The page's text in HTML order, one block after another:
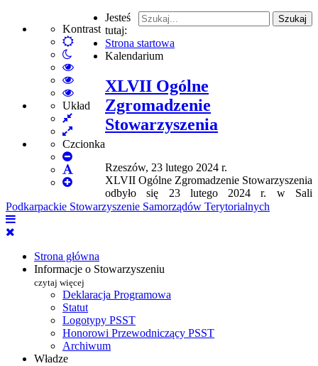
Kontrast
Default
mode
Włącz
tryb
nocny
High
Contrast
Black
White
High
Contrast
Black
High
Contrast
mode
Układ
Fixed
layout
Wide
layout
Czcionka
Set
Smaller
FontDefault
Set
Font
Szukaj
Podkarpackie Stowarzyszenie Samorządów Terytorialnych
Strona główna
Informacje o Stowarzyszeniu
czytaj więcej
Deklaracja Programowa
Statut
Logotypy PSST
Honorowi Przewodniczący PSST
Archiwum
Władze
Jesteś
tutaj:
Strona startowa
Kalendarium
XLVII Ogólne
Zgromadzenie
Stowarzyszenia
Rzeszów, 23 lutego 2024 r.
XLVII Ogólne Zgromadzenie Stowarzyszenia
odbyło się 23 lutego 2024 r. w Sali